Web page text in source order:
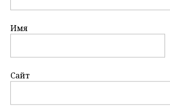
Имя
Сайт